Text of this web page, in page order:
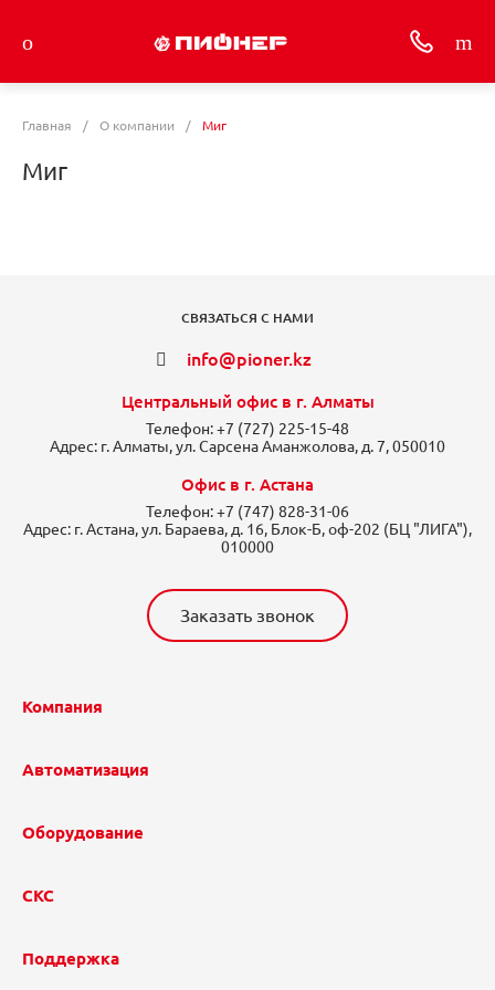
Главная / О компании / Миг
Миг
СВЯЗАТЬСЯ С НАМИ
info@pioner.kz
Центральный офис в г. Алматы
Телефон:+7 (727) 225-15-48
Адрес: г. Алматы, ул. Сарсена Аманжолова, д. 7, 050010
Офис в г. Астана
Телефон:+7 (747) 828-31-06
Адрес: г. Астана, ул. Бараева, д. 16, Блок-Б, оф-202 (БЦ "ЛИГА"),
010000
Заказать звонок
Компания
Автоматизация
Оборудование
СКС
Поддержка